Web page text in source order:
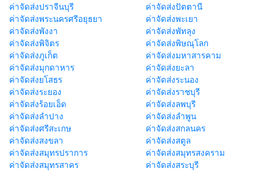
ค่าจัดส่งปราจีนบุรี
ค่าจัดส่งปัตตานี
ค่าจัดส่งพระนครศรีอยุธยา
ค่าจัดส่งพะเยา
ค่าจัดส่งพังงา
ค่าจัดส่งพัทลุง
ค่าจัดส่งพิจิตร
ค่าจัดส่งพิษณุโลก
ค่าจัดส่งภูเก็ต
ค่าจัดส่งมหาสารคาม
ค่าจัดส่งมุกดาหาร
ค่าจัดส่งยะลา
ค่าจัดส่งยโสธร
ค่าจัดส่งระนอง
ค่าจัดส่งระยอง
ค่าจัดส่งราชบุรี
ค่าจัดส่งร้อยเอ็ด
ค่าจัดส่งลพบุรี
ค่าจัดส่งลำปาง
ค่าจัดส่งลำพูน
ค่าจัดส่งศรีสะเกษ
ค่าจัดส่งสกลนคร
ค่าจัดส่งสงขลา
ค่าจัดส่งสตูล
ค่าจัดส่งสมุทรปราการ
ค่าจัดส่งสมุทรสงคราม
ค่าจัดส่งสมุทรสาคร
ค่าจัดส่งสระบุรี